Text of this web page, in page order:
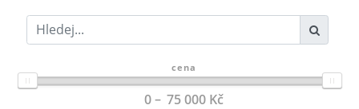
cena
0 75 000 Kč